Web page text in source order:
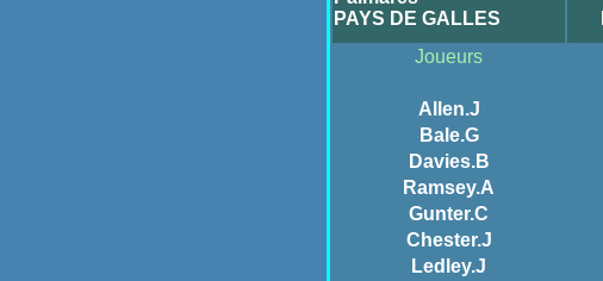
PAYS DE GALLES
Joueurs
Allen.J
Bale.G
Davies.B
Ramsey.A
Gunter.C
Chester.J
Ledley.J